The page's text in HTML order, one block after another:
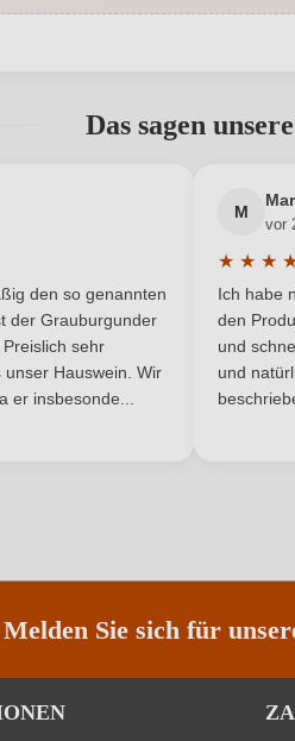
Weißwein
Das sagen
von 5 von 5 Sternen
den so genannten
der Grauburgunder
sehr
Hauswein. Wir
er insbesonde...
M
vor
★ ★ ★
Ich habe
den
und
und
Melden Sie sich für